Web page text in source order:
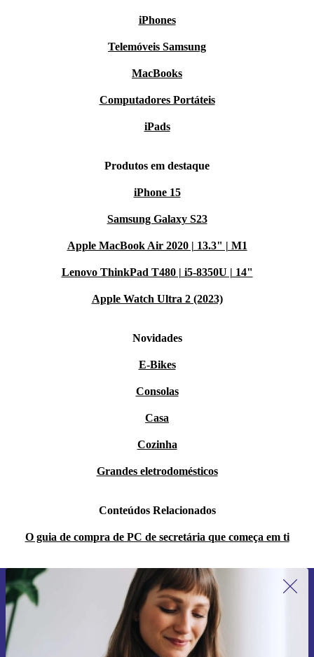
iPhones
Telemóveis Samsung
MacBooks
Computadores Portáteis
iPads
Produtos em destaque
iPhone 15
Samsung Galaxy S23
Apple MacBook Air 2020 | 13.3" | M1
Lenovo ThinkPad T480 | i5-8350U | 14"
Apple Watch Ultra 2 (2023)
Novidades
E-Bikes
Consolas
Casa
Cozinha
Grandes eletrodomésticos
Conteúdos Relacionados
O guia de compra de PC de secretária que começa em ti
Subscreve a nossa newsletter pela
primeira vez e poupa 15€!
Não percas mais nenhuma oferta.